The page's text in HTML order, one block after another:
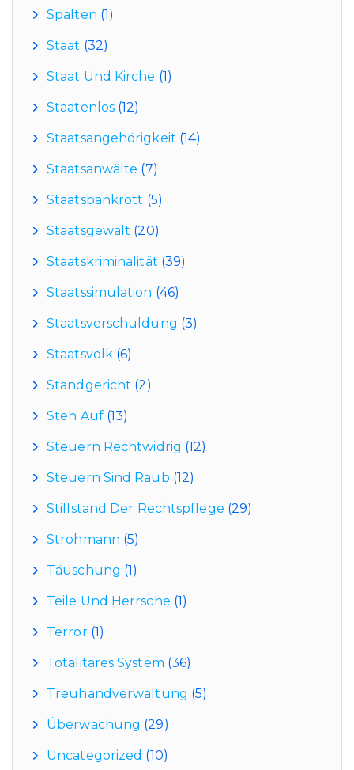
Spalten (1)
Staat (32)
Staat Und Kirche (1)
Staatenlos (12)
Staatsangehörigkeit (14)
Staatsanwälte (7)
Staatsbankrott (5)
Staatsgewalt (20)
Staatskriminalität (39)
Staatssimulation (46)
Staatsverschuldung (3)
Staatsvolk (6)
Standgericht (2)
Steh Auf(13)
Steuern Rechtwidrig (12)
Steuern Sind Raub (12)
Stillstand Der Rechtspflege (29)
Strohmann (5)
Täuschung (1)
Teile Und Herrsche (1)
Terror(1)
Totalitäres System (36)
Treuhandverwaltung (5)
Überwachung (29)
Uncategorized (10)